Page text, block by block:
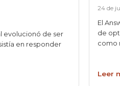
evolucionó de ser
en responder
24 de
El
de
como
Leer